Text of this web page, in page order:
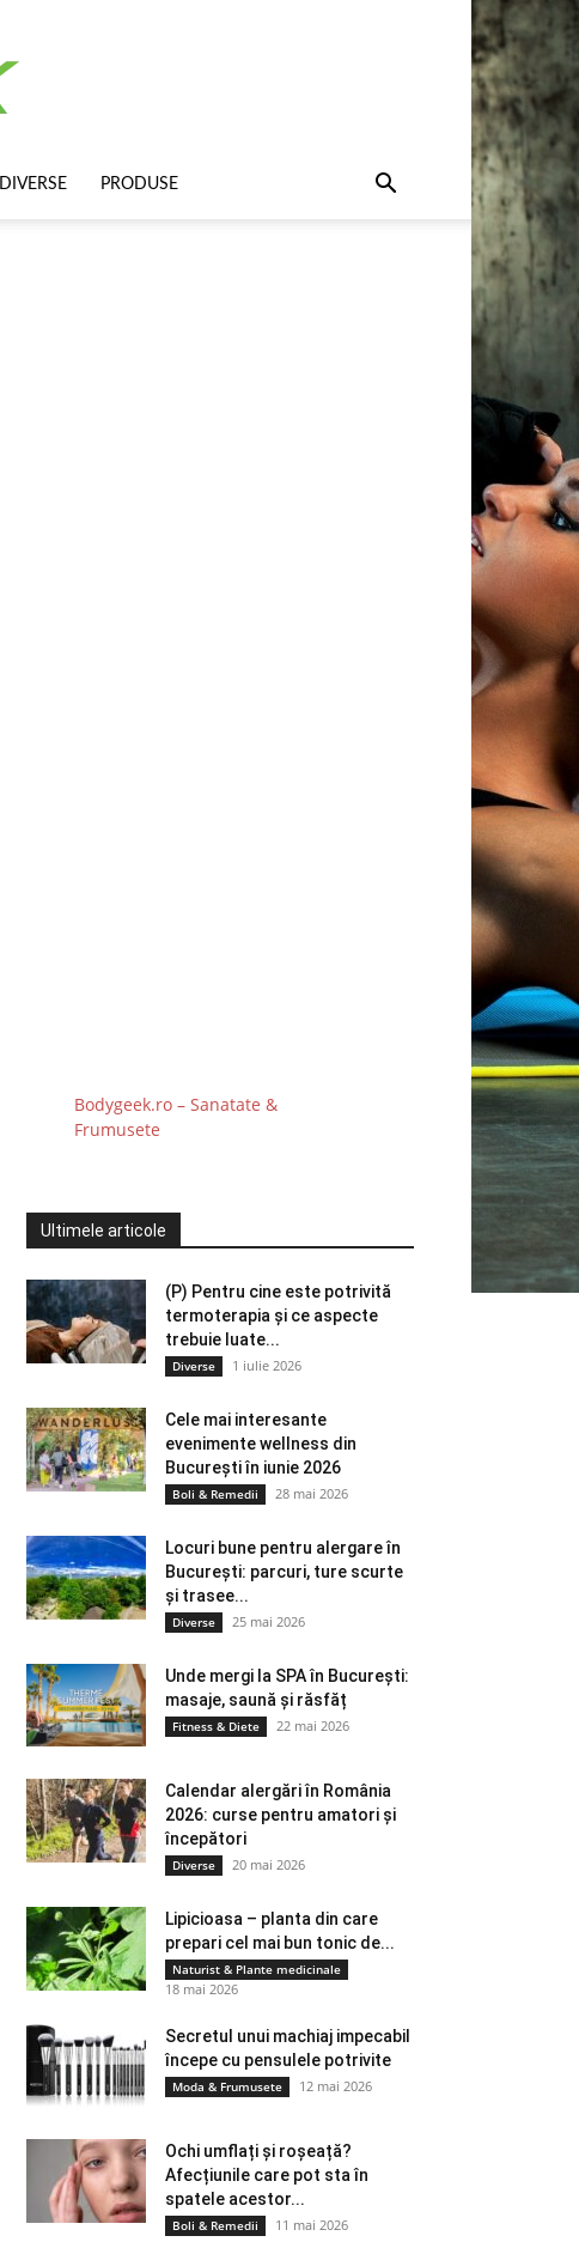
DIVERSE PRODUSE
Bodygeek.ro – Sanatate &
Frumusete
Ultimele articole
(P) Pentru cine este potrivită
termoterapia și ce aspecte
trebuie luate...
Diverse 1 iulie 2026
Cele mai interesante
evenimente wellness din
București în iunie 2026
Boli & Remedii 28 mai 2026
Locuri bune pentru alergare în
București: parcuri, ture scurte
și trasee...
Diverse 25 mai 2026
Unde mergi la SPA în București:
masaje, saună și răsfăț
Fitness & Diete 22 mai 2026
Calendar alergări în România
2026: curse pentru amatori și
începători
Diverse 20 mai 2026
Lipicioasa – planta din care
prepari cel mai bun tonic de...
Naturist & Plante medicinale
18 mai 2026
Secretul unui machiaj impecabil
începe cu pensulele potrivite
Moda & Frumusete 12 mai 2026
Ochi umflați și roșeață?
Afecțiunile care pot sta în
spatele acestor...
Boli & Remedii 11 mai 2026